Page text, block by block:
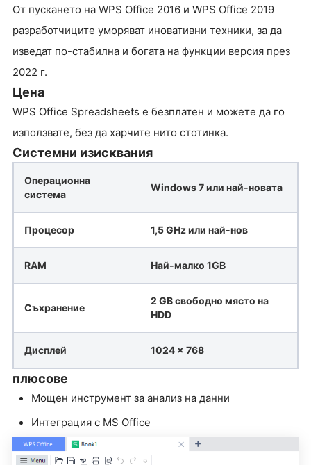
От пускането на WPS Office 2016 и WPS Office 2019
разработчиците уморяват иновативни техники, за да
изведат по-стабилна и богата на функции версия през
2022 г.
Цена
WPS Office Spreadsheets е безплатен и можете да го
използвате, без да харчите нито стотинка.
Системни изисквания
Операционна
система
Windows 7 или най-новата
Процесор 1,5 GHz или най-нов
RAM Най-малко 1GB
Съхранение
2 GB свободно място на
HDD
Дисплей 1024 x 768
плюсове
Мощен инструмент за анализ на данни
Интеграция с MS Office